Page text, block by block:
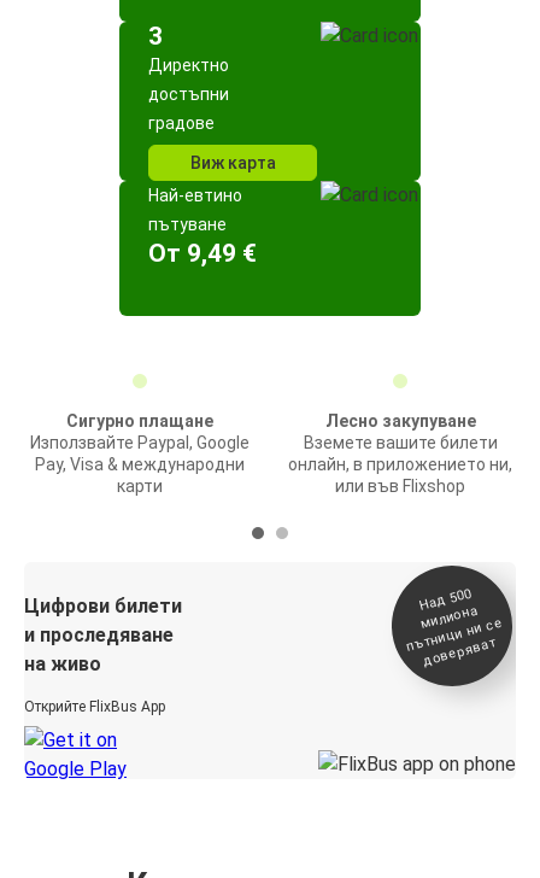
3
Директно
достъпни
градове
Виж карта
Най-евтино
пътуване
Oт 9,49 €
Сигурно плащане
Използвайте Paypal, Google
Pay, Visa & международни
карти
Лесно закупуване
Вземете вашите билети
онлайн, в приложението ни,
или във Flixshop
Цифрови билети
и проследяване
на живо
Открийте FlixBus App
На
д 500
милиона
п
ътници ни се
доверяват